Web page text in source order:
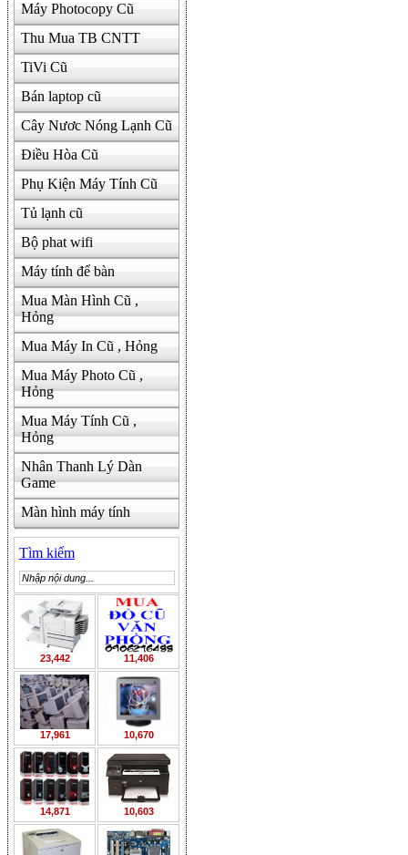
Máy Photocopy Cũ
Thu Mua TB CNTT
TiVi Cũ
Bán laptop cũ
Cây Nươc Nóng Lạnh Cũ
Điều Hòa Cũ
Phụ Kiện Máy Tính Cũ
Tủ lạnh cũ
Bộ phat wifi
Máy tính để bàn
Mua Màn Hình Cũ ,
Hỏng
Mua Máy In Cũ , Hỏng
Mua Máy Photo Cũ ,
Hỏng
Mua Máy Tính Cũ ,
Hỏng
Nhân Thanh Lý Dàn
Game
Màn hình máy tính
Tìm kiếm
23,442 11,406
17,961 10,670
14,871 10,603